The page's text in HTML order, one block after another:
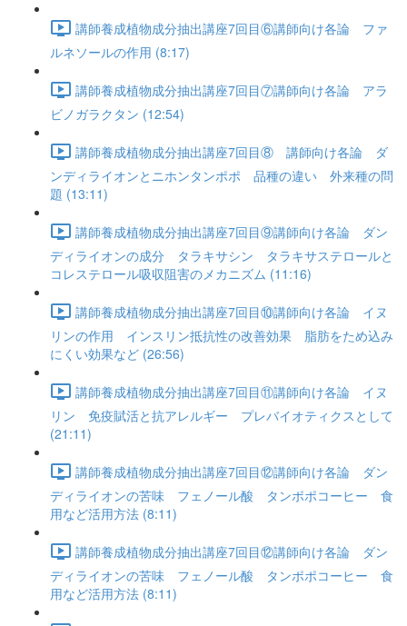
講師養成植物成分抽出講座7回目⑥講師向け各論 ファ
ルネソールの作用 (8:17)
講師養成植物成分抽出講座7回目⑦講師向け各論 アラ
ビノガラクタン (12:54)
講師養成植物成分抽出講座7回目⑧ 講師向け各論 ダ
ンディライオンとニホンタンポポ 品種の違い 外来種の問
題 (13:11)
講師養成植物成分抽出講座7回目⑨講師向け各論 ダン
ディライオンの成分 タラキサシン タラキサステロールと
コレステロール吸収阻害のメカニズム (11:16)
講師養成植物成分抽出講座7回目⑩講師向け各論 イヌ
リンの作用 インスリン抵抗性の改善効果 脂肪をため込み
にくい効果など (26:56)
講師養成植物成分抽出講座7回目⑪講師向け各論 イヌ
リン 免疫賦活と抗アレルギー プレバイオティクスとして
(21:11)
講師養成植物成分抽出講座7回目⑫講師向け各論 ダン
ディライオンの苦味 フェノール酸 タンポポコーヒー 食
用など活用方法 (8:11)
講師養成植物成分抽出講座7回目⑫講師向け各論 ダン
ディライオンの苦味 フェノール酸 タンポポコーヒー 食
用など活用方法 (8:11)